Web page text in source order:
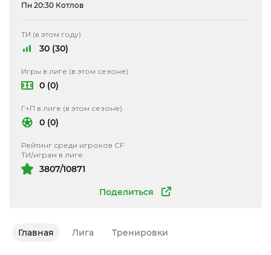
Поделиться
Пн 20:30 Котлов
ТИ (в этом году)
30 (30)
Игры в лиге (в этом сезоне)
0 (0)
Г+П в лиге (в этом сезоне)
0 (0)
Рейтинг среди игроков CF
ТИ/играм в лиге
3807/10871
Главная Лига Тренировки